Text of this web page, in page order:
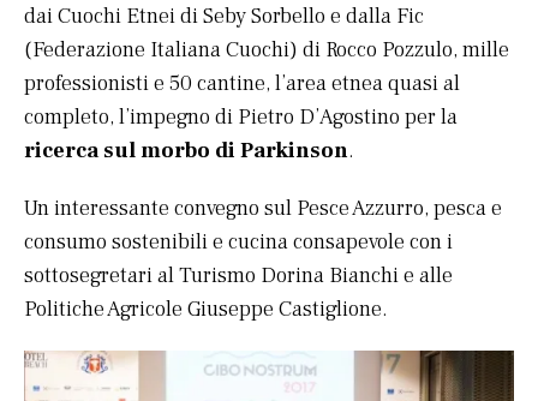
dai Cuochi Etnei di Seby Sorbello e dalla Fic
(Federazione Italiana Cuochi) di Rocco Pozzulo, mille
professionisti e 50 cantine, l’area etnea quasi al
completo, l’impegno di Pietro D’Agostino per la
ricerca sul morbo di Parkinson.
Un interessante convegno sul Pesce Azzurro, pesca e
consumo sostenibili e cucina consapevole con i
sottosegretari al Turismo Dorina Bianchi e alle
Politiche Agricole Giuseppe Castiglione.